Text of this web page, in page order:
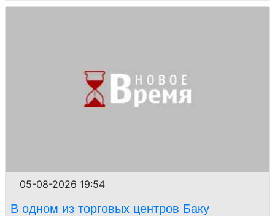
05-08-2026 19:54
В одном из торговых центров Баку